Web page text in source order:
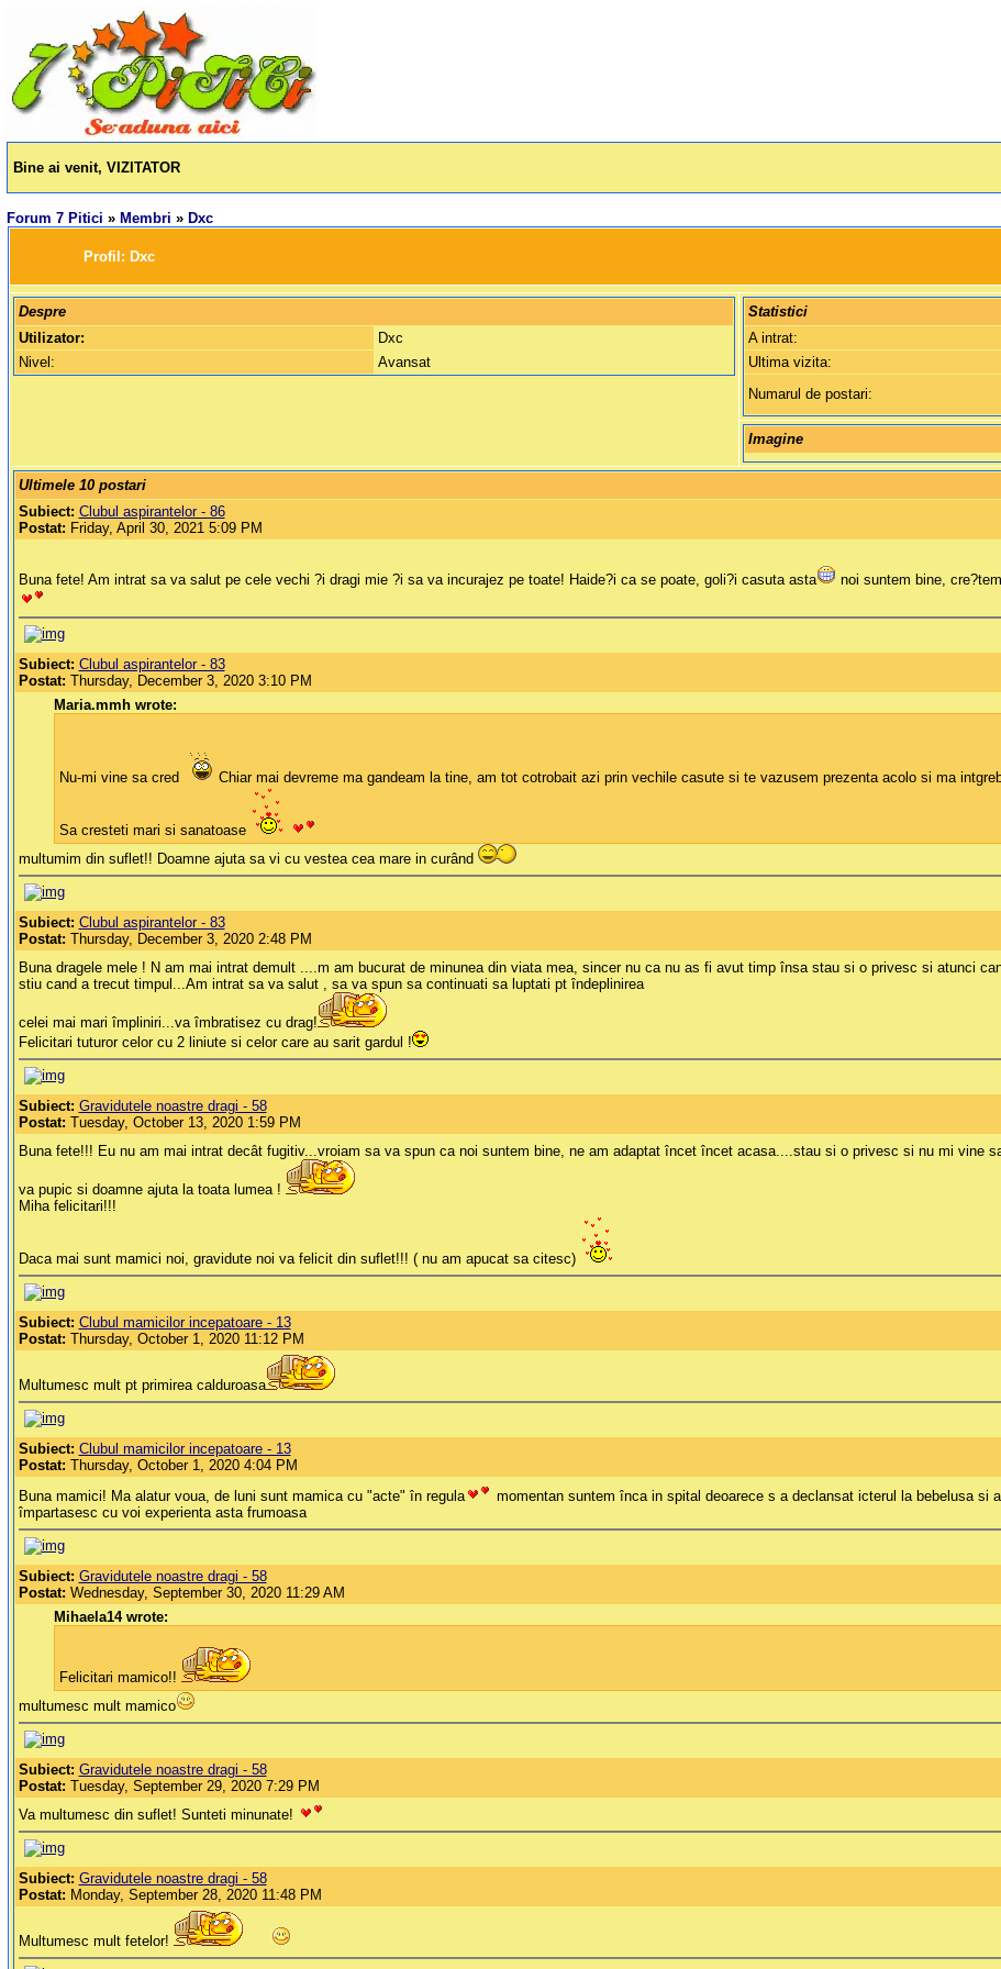
Bine ai venit, VIZITATOR
Forum 7 Pitici » Membri » Dxc
		Profil:
Dxc
Despre
Utilizator:
Dxc
Nivel:
Avansat
Statistici
A intrat:
Ultima vizita:
Numarul de postari:
Imagine
Ultimele 10 postari
Subiect: Clubul aspirantelor - 86
Postat: Friday, April 30, 2021 5:09 PM
Buna fete! Am intrat sa va salut pe cele vechi ?i dragi mie ?i sa va incurajez pe toate! Haide?i ca se poate, goli?i casuta asta noi suntem bine,
Subiect: Clubul aspirantelor - 83
Postat: Thursday, December 3, 2020 3:10 PM
Maria.mmh wrote:
Nu-mi vine sa cred Chiar mai devreme ma gandeam la tine, am tot cotrobait azi prin vechile casute si te vazusem prezenta acolo si ma
Sa cresteti mari si sanatoase
multumim din suflet!! Doamne ajuta sa vi cu vestea cea mare in curând
Subiect: Clubul aspirantelor - 83
Postat: Thursday, December 3, 2020 2:48 PM
Buna dragele mele ! N am mai intrat demult ....m am bucurat de minunea din viata mea, sincer nu ca nu as fi avut timp însa stau si o privesc si atunci
stiu cand a trecut timpul...Am intrat sa va salut , sa va spun sa continuati sa luptati pt îndeplinirea
celei mai mari împliniri...va îmbratisez cu drag!
Felicitari tuturor celor cu 2 liniute si celor care au sarit gardul !
Subiect: Gravidutele noastre dragi - 58
Postat: Tuesday, October 13, 2020 1:59 PM
Buna fete!!! Eu nu am mai intrat decât fugitiv...vroiam sa va spun ca noi suntem bine, ne am adaptat încet încet acasa....stau si o privesc si nu mi vine
va pupic si doamne ajuta la toata lumea !
Miha felicitari!!!
Daca mai sunt mamici noi, gravidute noi va felicit din suflet!!! ( nu am apucat sa citesc)
Subiect: Clubul mamicilor incepatoare - 13
Postat: Thursday, October 1, 2020 11:12 PM
Multumesc mult pt primirea calduroasa
Subiect: Clubul mamicilor incepatoare - 13
Postat: Thursday, October 1, 2020 4:04 PM
Buna mamici! Ma alatur voua, de luni sunt mamica cu "acte" în regula
momentan suntem înca in spital deoarece s a declansat icterul la bebelusa si
împartasesc cu voi experienta asta frumoasa
Subiect: Gravidutele noastre dragi - 58
Postat: Wednesday, September 30, 2020 11:29 AM
Mihaela14 wrote:
Felicitari mamico!!
multumesc mult mamico
Subiect: Gravidutele noastre dragi - 58
Postat: Tuesday, September 29, 2020 7:29 PM
Va multumesc din suflet! Sunteti minunate!
Subiect: Gravidutele noastre dragi - 58
Postat: Monday, September 28, 2020 11:48 PM
Multumesc mult fetelor!